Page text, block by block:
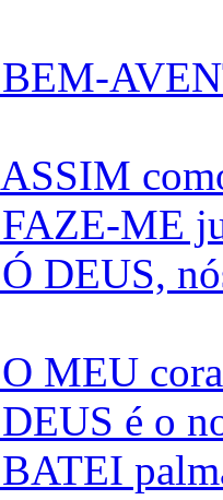
BEM-
ASSIM
FAZE-ME
Ó DEUS,
O MEU
DEUS é o
BATEI